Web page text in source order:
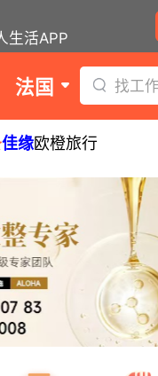
生活APP
法国 找工
佳缘欧橙旅行